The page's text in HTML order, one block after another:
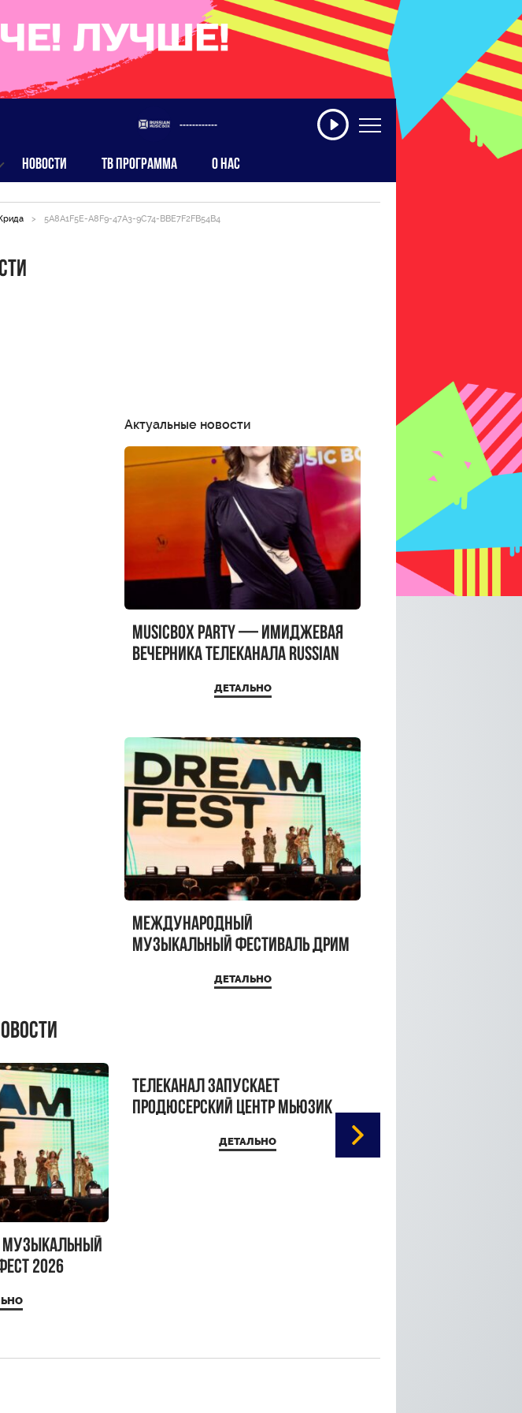
------------
НОВОСТИ ТВ ПРОГРАММА О НАС
> 5A8A1F5E-A8F9-47A3-9C74-BBE7F2FB54B4
Актуальные новости
MUSICBOX PARTY — имиджевая
вечерника телеканала RUSSIAN
ДЕТАЛЬНО
Международный
музыкальный фестиваль ДРИМ
ДЕТАЛЬНО
2026
Телеканал запускает
продюсерский центр Мьюзик
ДЕТАЛЬНО